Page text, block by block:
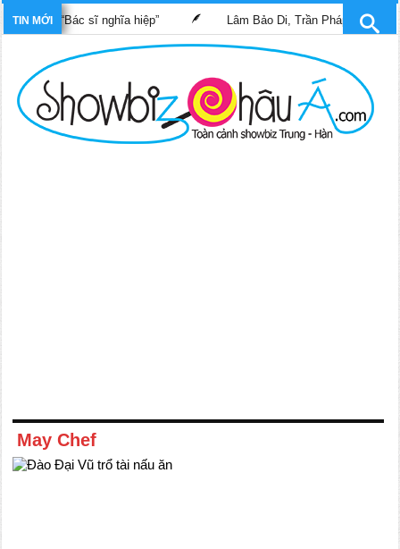
TIN MỚI
“Bác sĩ nghĩa hiệp” Lâm Bảo Di, Trần Pháp Dung tái
May Chef